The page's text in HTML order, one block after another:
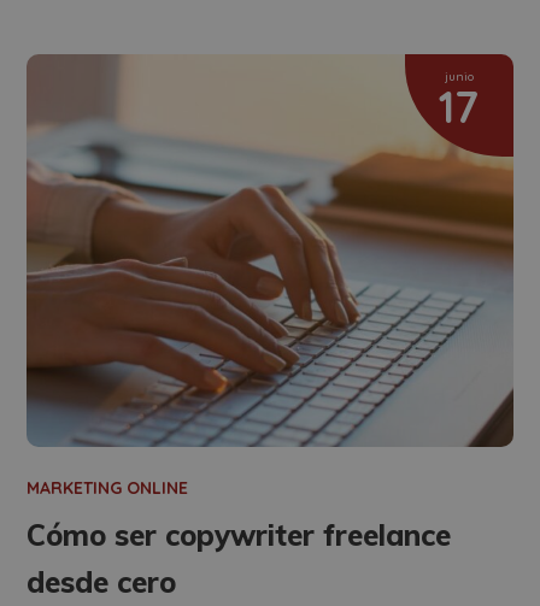
junio
17
MARKETING ONLINE
Cómo ser copywriter freelance
desde cero